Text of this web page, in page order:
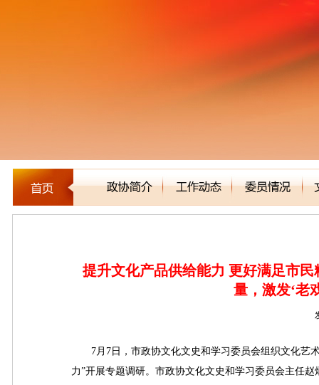
提升文化产品供给能力 更好满足市
量，激发‘老
7月7日，市政协文化文史和学习委员会组织文化艺术
力”开展专题调研。市政协文化文史和学习委员会主任赵